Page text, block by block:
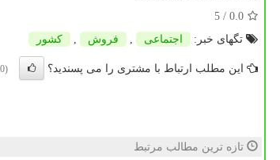
0.0
/ 5
تگهای خبر:
اجتماعی , فروش , كشور
این مطلب ارتباط با مشتری را می پسندید؟ (0)
تازه ترین مطالب مرتبط